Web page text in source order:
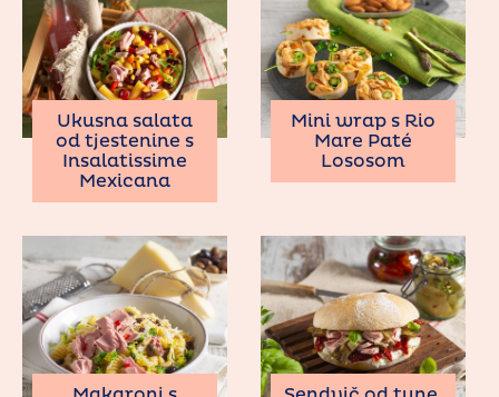
Ukusna salata
od tjestenine s
Insalatissime
Mexicana
Mini wrap s Rio
Mare Paté
Lososom